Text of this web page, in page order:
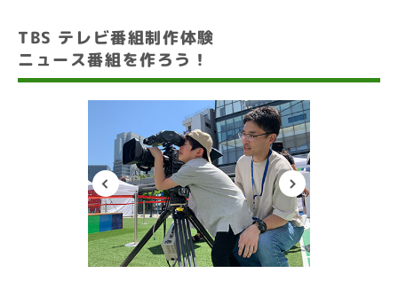
TBS テレビ番組制作体験
ニュース番組を作ろう！